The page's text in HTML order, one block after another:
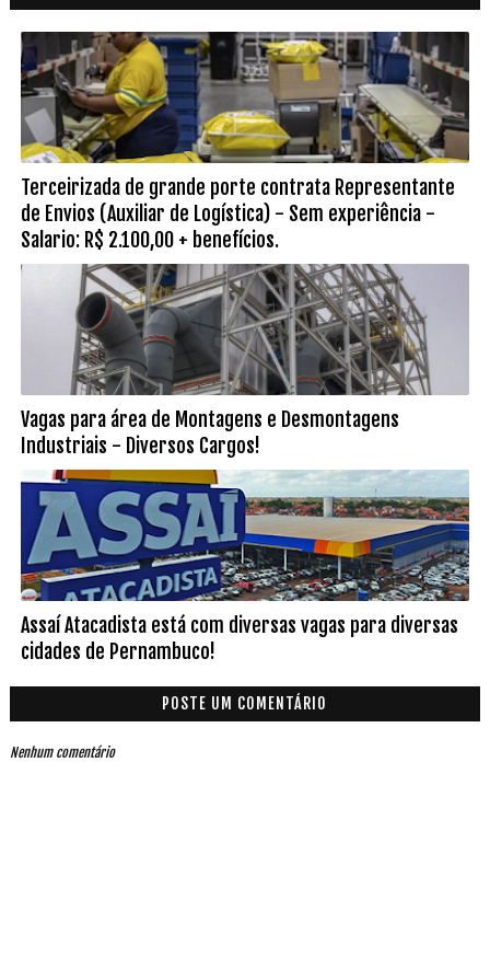
Terceirizada de grande porte contrata Representante
de Envios (Auxiliar de Logística) - Sem experiência -
Salario: R$ 2.100,00 + benefícios.
Vagas para área de Montagens e Desmontagens
Industriais - Diversos Cargos!
Assaí Atacadista está com diversas vagas para diversas
cidades de Pernambuco!
POSTE UM COMENTÁRIO
Nenhum comentário